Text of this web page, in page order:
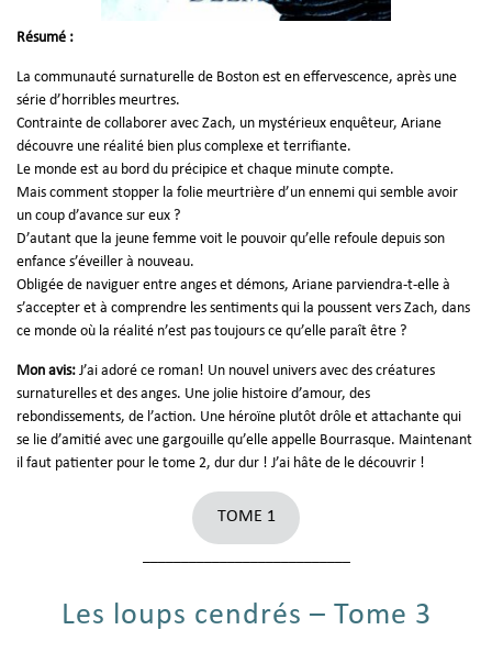
Résumé :
La communauté surnaturelle de Boston est en effervescence, après une
série d’horribles meurtres.
Contrainte de collaborer avec Zach, un mystérieux enquêteur, Ariane
découvre une réalité bien plus complexe et terrifiante.
Le monde est au bord du précipice et chaque minute compte.
Mais comment stopper la folie meurtrière d’un ennemi qui semble avoir
un coup d’avance sur eux ?
D’autant que la jeune femme voit le pouvoir qu’elle refoule depuis son
enfance s’éveiller à nouveau.
Obligée de naviguer entre anges et démons, Ariane parviendra-t-elle à
s’accepter et à comprendre les sentiments qui la poussent vers Zach, dans
ce monde où la réalité n’est pas toujours ce qu’elle paraît être ?
Mon avis: J’ai adoré ce roman! Un nouvel univers avec des créatures
surnaturelles et des anges. Une jolie histoire d’amour, des
rebondissements, de l’action. Une héroïne plutôt drôle et attachante qui
se lie d’amitié avec une gargouille qu’elle appelle Bourrasque. Maintenant
il faut patienter pour le tome 2, dur dur ! J’ai hâte de le découvrir !
TOME 1
Les loups cendrés – Tome 3